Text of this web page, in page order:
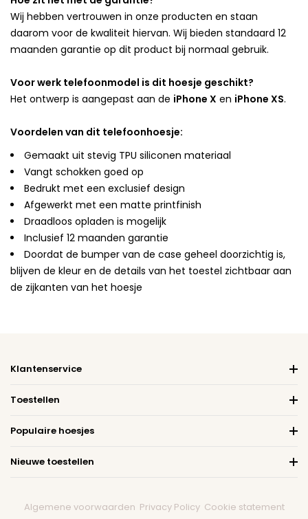
Wij hebben vertrouwen in onze producten en staan
daarom voor de kwaliteit hiervan. Wij bieden standaard 12
maanden garantie op dit product bij normaal gebruik.
Voor werk telefoonmodel is dit hoesje geschikt?
Het ontwerp is aangepast aan de iPhone X en iPhone XS.
Voordelen van dit telefoonhoesje:
Gemaakt uit stevig TPU siliconen materiaal
Vangt schokken goed op
Bedrukt met een exclusief design
Afgewerkt met een matte printfinish
Draadloos opladen is mogelijk
Inclusief 12 maanden garantie
Doordat de bumper van de case geheel doorzichtig is,
blijven de kleur en de details van het toestel zichtbaar aan
de zijkanten van het hoesje
Klantenservice
Toestellen
Populaire hoesjes
Nieuwe toestellen
Algemene voorwaarden Privacy Policy Cookie statement